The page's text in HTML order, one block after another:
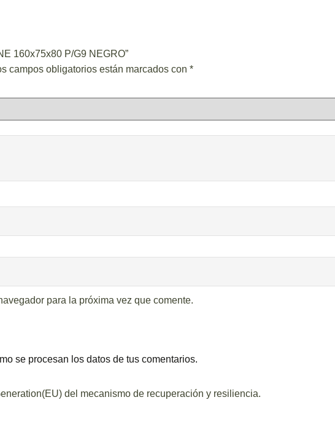
160x75x80 P/G9 NEGRO”
campos obligatorios están marcados con *
para la próxima vez que comente.
se procesan los datos de tus comentarios.
del mecanismo de recuperación y resiliencia.